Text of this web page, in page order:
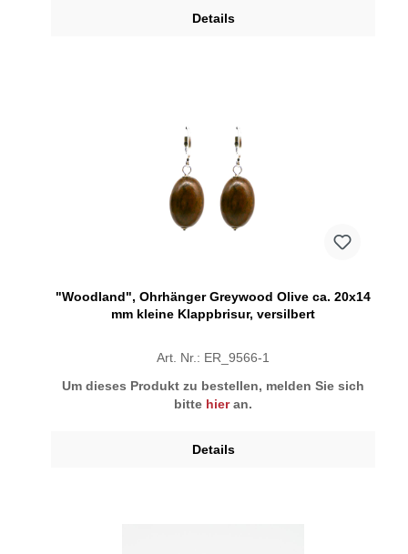
Details
"Woodland", Ohrhänger Greywood Olive ca. 20x14
mm kleine Klappbrisur, versilbert
Art. Nr.: ER_9566-1
Um dieses Produkt zu bestellen, melden Sie sich
bitte hieran.
Details